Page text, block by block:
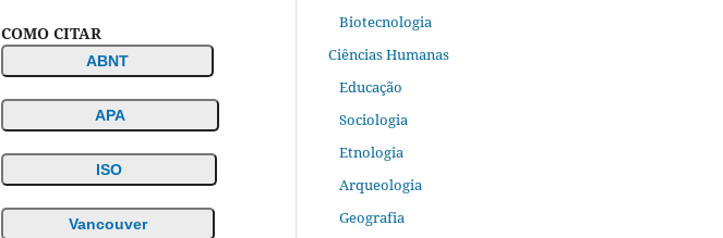
COMO CITAR
ABNT
APA
ISO
Vancouver
Biotecnologia
Ciências Humanas
Educação
Sociologia
Etnologia
Arqueologia
Geografia